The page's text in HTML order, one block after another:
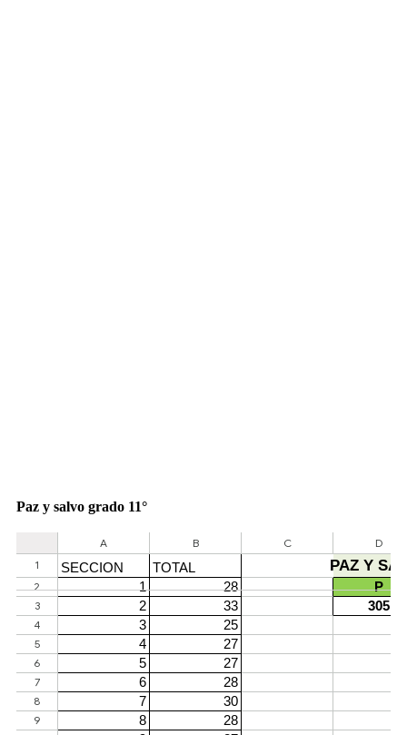
Paz y salvo grado 11°